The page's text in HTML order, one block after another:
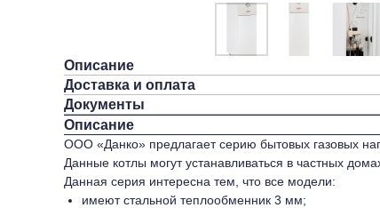
Описание
Доставка и оплата
Документы
Описание
ООО «Данко» предлагает серию бытовых газовых
Данные котлы могут устанавливаться в частных
Данная серия интересна тем, что все модели:
имеют стальной теплообменник 3 мм;